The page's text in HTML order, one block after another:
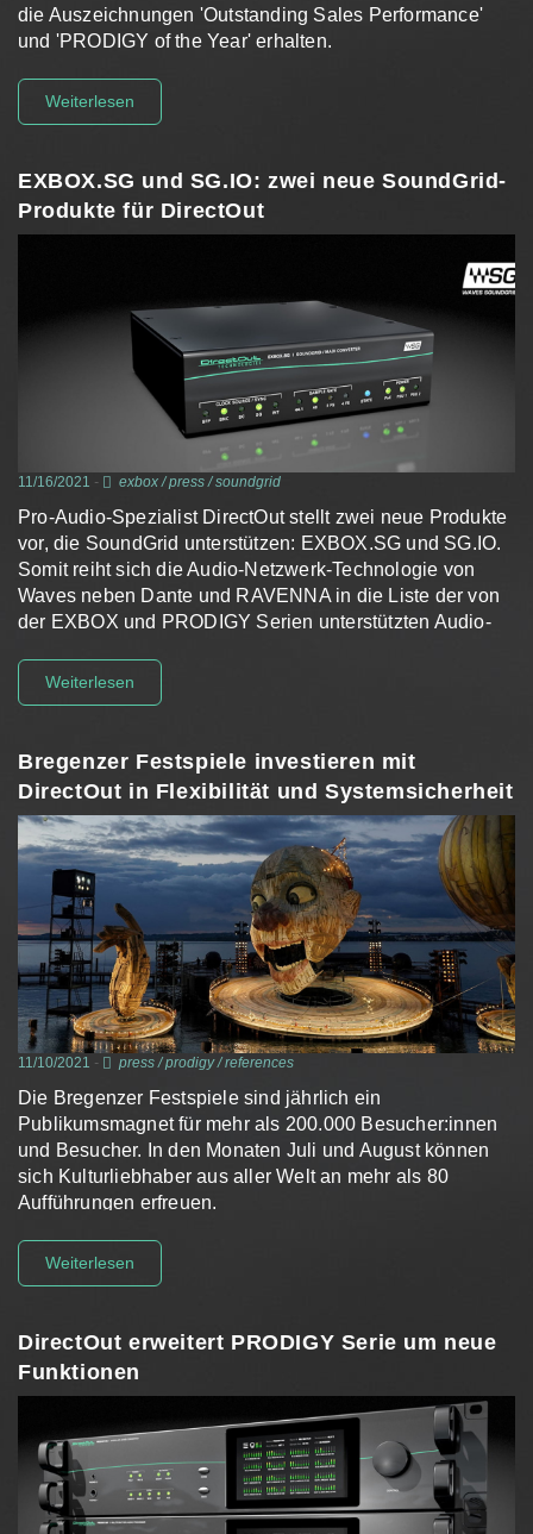
die Auszeichnungen 'Outstanding Sales Performance'
und 'PRODIGY of the Year' erhalten.
Weiterlesen
EXBOX.SG und SG.IO: zwei neue SoundGrid-
Produkte für DirectOut
11/16/2021 - exbox/press/soundgrid
Pro-Audio-Spezialist DirectOut stellt zwei neue Produkte
vor, die SoundGrid unterstützen: EXBOX.SG und SG.IO.
Somit reiht sich die Audio-Netzwerk-Technologie von
Waves neben Dante und RAVENNA in die Liste der von
der EXBOX und PRODIGY Serien unterstützten Audio-
Weiterlesen
Bregenzer Festspiele investieren mit
DirectOut in Flexibilität und Systemsicherheit
11/10/2021 - press/prodigy/references
Die Bregenzer Festspiele sind jährlich ein
Publikumsmagnet für mehr als 200.000 Besucher:innen
und Besucher. In den Monaten Juli und August können
sich Kulturliebhaber aus aller Welt an mehr als 80
Aufführungen erfreuen.
Weiterlesen
DirectOut erweitert PRODIGY Serie um neue
Funktionen